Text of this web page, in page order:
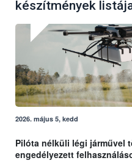
készítmények
2026. május 5, kedd
Pilóta nélküli légi járművel
engedélyezett